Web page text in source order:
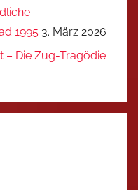
1995 3. März 2026
– Die Zug-Tragödie